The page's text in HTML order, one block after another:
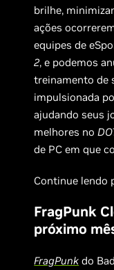
brilhe,
ações
equipes de
2, e podemos
treinamento de
impulsionada
ajudando seus
melhores no
de PC em que
Continue lendo
FragPunk
próximo
FragPunk do